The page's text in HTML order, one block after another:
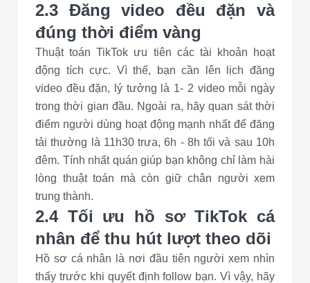
2.3 Đăng video đều đặn và
đúng thời điểm vàng
Thuật toán TikTok ưu tiên các tài khoản hoạt
động tích cực. Vì thế, bạn cần lên lịch đăng
video đều đặn, lý tưởng là 1- 2 video mỗi ngày
trong thời gian đầu. Ngoài ra, hãy quan sát thời
điểm người dùng hoạt động mạnh nhất để đăng
tải thường là 11h30 trưa, 6h - 8h tối và sau 10h
đêm. Tính nhất quán giúp bạn không chỉ làm hài
lòng thuật toán mà còn giữ chân người xem
trung thành.
2.4 Tối ưu hồ sơ TikTok cá
nhân để thu hút lượt theo dõi
Hồ sơ cá nhân là nơi đầu tiên người xem nhìn
thấy trước khi quyết định follow bạn. Vì vậy, hãy